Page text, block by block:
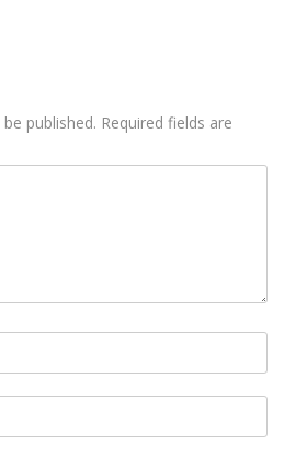
published. Required fields are